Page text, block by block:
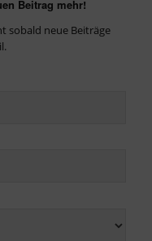
Beitrag mehr!
sobald neue Beiträge